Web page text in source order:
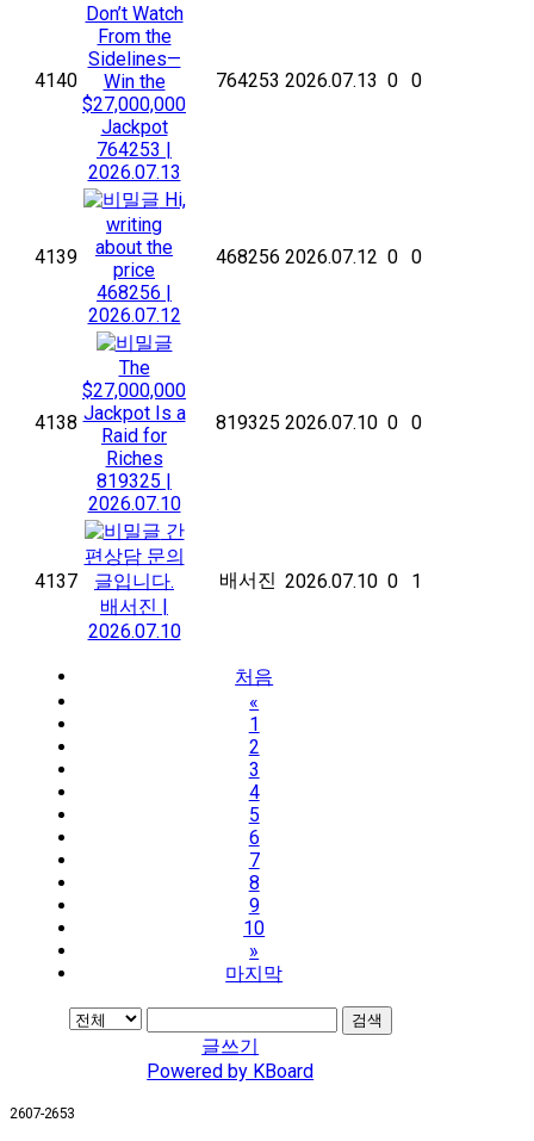
4140
Don’t Watch
From the
Sidelines—
Win the
$27,000,000
Jackpot
764253 |
2026.07.13
764253 2026.07.13 0 0
4139
Hi,
writing
about the
price
468256 |
2026.07.12
468256 2026.07.12 0 0
4138
The
$27,000,000
Jackpot Is a
Raid for
Riches
819325 |
2026.07.10
819325 2026.07.10 0 0
4137
간
편상담 문의
글입니다.
배서진 |
2026.07.10
배서진 2026.07.10 0 1
처음
«
1
2
3
4
5
6
7
8
9
10
»
마지막
검색
글쓰기
Powered by KBoard
2607-2653